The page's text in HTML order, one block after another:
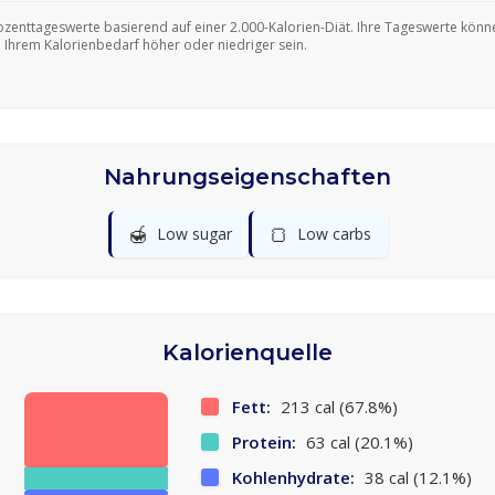
basierend auf einer 2.000-Kalorien-Diät. Ihre Tageswerte
Ihrem Kalorienbedarf höher oder niedriger sein.
Nahrungseigenschaften
🍯 Low sugar 🍞 Low carbs
Kalorienquelle
Fett: 213 cal (67.8%)
Protein: 63 cal (20.1%)
Kohlenhydrate: 38 cal (12.1%)